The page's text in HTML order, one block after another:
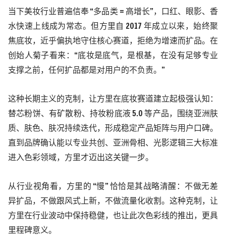
当下美妆行业普遍信奉 “多品类 = 高增长”，口红、眼影、香
水快速上线成为常态。但方里自 2017 年成立以来，始终聚
焦底妆，近乎偏执地守住核心赛道，拒绝为增速而扩品。在
创始人菊子看来：“底妆是底气，是根基，在没有足够专业
支撑之前，任何扩品都是对用户的不负责。”
这种长期主义的克制，让方里在底妆赛道建立起极强认知：
替芯粉饼、有矿散粉、持妆粉底液 5.0等产品，围绕亚洲肤
质、肤色、肤况持续迭代，形成稳定产品矩阵与用户口碑。
直到品牌确认能以专业共创、亚洲骨相、光影逻辑三大标准
进入色彩领域，方里才迈出这关键一步。
从行业视角看，方里的 “慢” 恰恰是其战略清醒：不做无差
异扩品，不做跟风式上新，不做流量化收割。这种克制，让
方里在行业波动中保持稳健，也让此次色彩线的推出，更具
里程碑意义。